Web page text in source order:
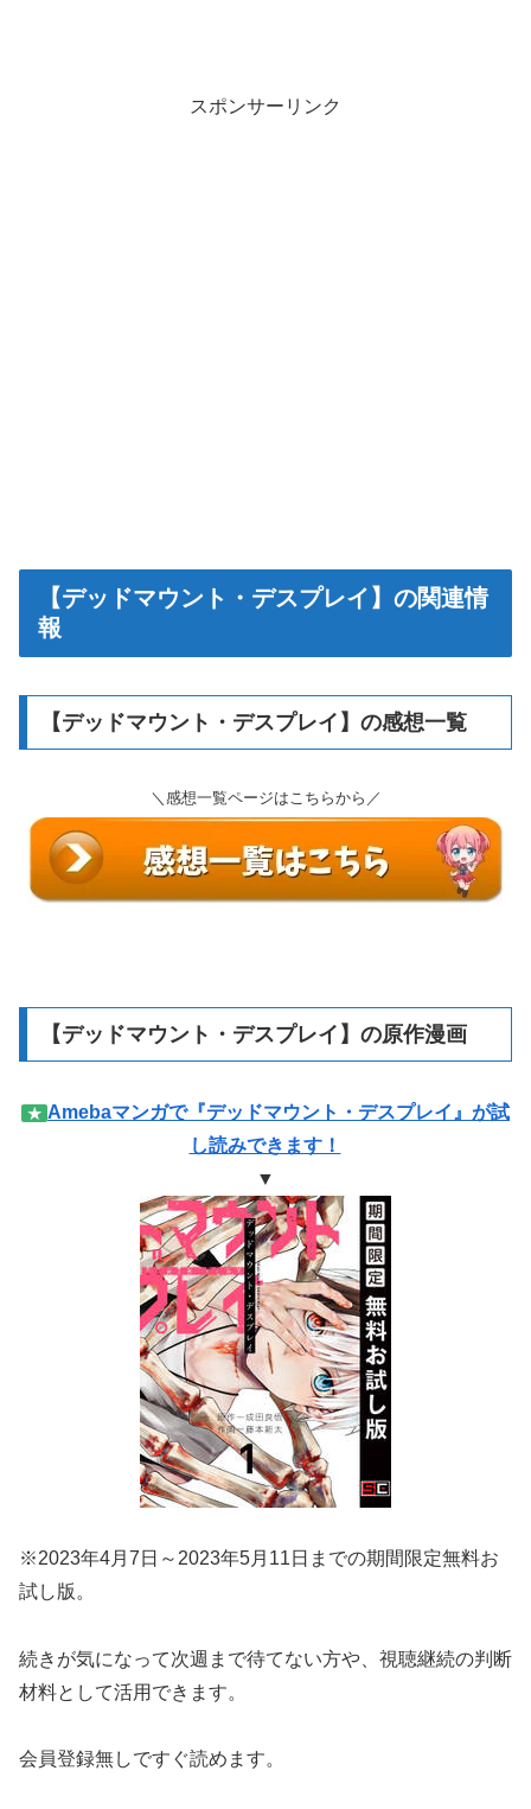
スポンサーリンク
【デッドマウント・デスプレイ】の関連情
報
【デッドマウント・デスプレイ】の感想一覧
＼感想一覧ページはこちらから／
【デッドマウント・デスプレイ】の原作漫画
★ Amebaマンガで『デッドマウント・デスプレイ』が試
し読みできます！
▼
※2023年4月7日～2023年5月11日までの期間限定無料お
試し版。
続きが気になって次週まで待てない方や、視聴継続の判断
材料として活用できます。
会員登録無しですぐ読めます。